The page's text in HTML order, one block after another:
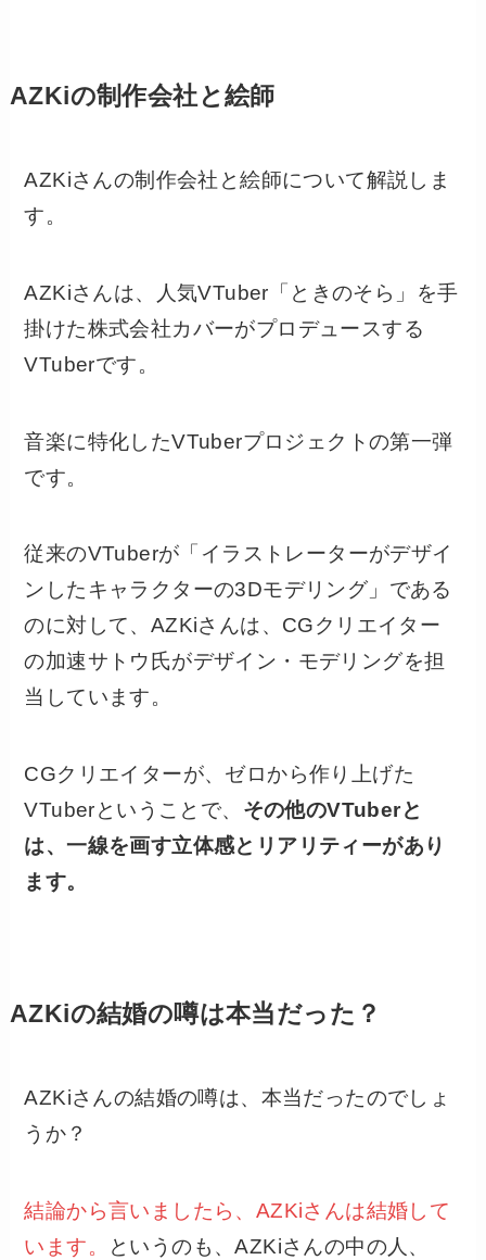
AZKiの制作会社と絵師
AZKiさんの制作会社と絵師について解説しま
す。
AZKiさんは、人気VTuber「ときのそら」を手
掛けた株式会社カバーがプロデュースする
VTuberです。
音楽に特化したVTuberプロジェクトの第一弾
です。
従来のVTuberが「イラストレーターがデザイ
ンしたキャラクターの3Dモデリング」である
のに対して、AZKiさんは、CGクリエイター
の加速サトウ氏がデザイン・モデリングを担
当しています。
CGクリエイターが、ゼロから作り上げた
VTuberということで、 その他のVTuberと
は、一線を画す立体感とリアリティーがあり
ます。
AZKiの結婚の噂は本当だった？
AZKiさんの結婚の噂は、本当だったのでしょ
うか？
結論から言いましたら、AZKiさんは結婚して
います。
というのも、AZKiさんの中の人、